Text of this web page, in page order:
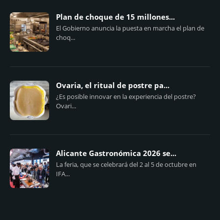
Plan de choque de 15 millones...
El Gobierno anuncia la puesta en marcha el plan de
choq...
Ovaria, el ritual de postre pa...
¿Es posible innovar en la experiencia del postre?
Ovari...
Alicante Gastronómica 2026 se...
La feria, que se celebrará del 2 al 5 de octubre en
IFA...